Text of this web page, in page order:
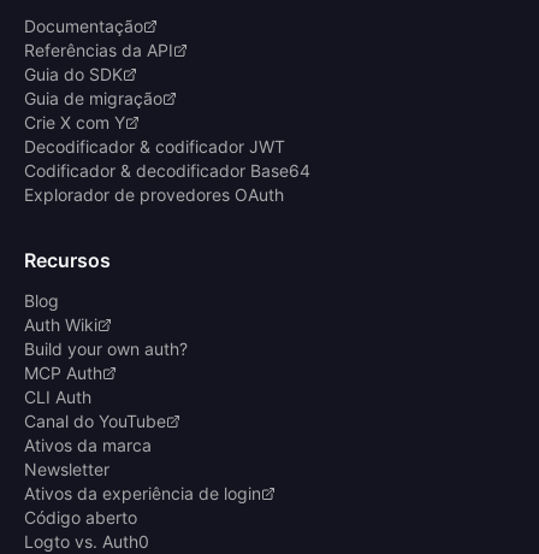
Documentação
Referências da API
Guia do SDK
Guia de migração
Crie X com Y
Decodificador & codificador JWT
Codificador & decodificador Base64
Explorador de provedores OAuth
Recursos
Blog
Auth Wiki
Build your own auth?
MCP Auth
CLI Auth
Canal do YouTube
Ativos da marca
Newsletter
Ativos da experiência de login
Código aberto
Logto vs. Auth0